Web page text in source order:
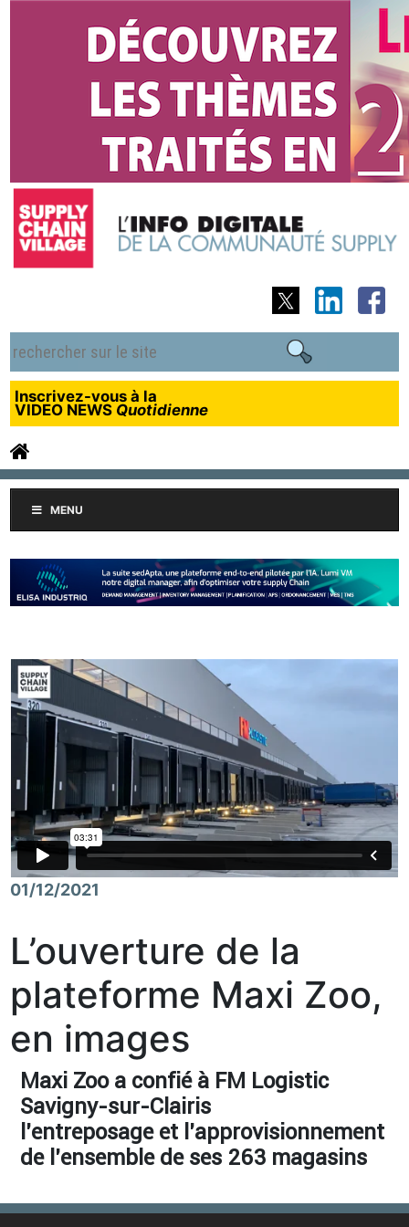
Inscrivez-vous à la
VIDEO NEWS Quotidienne
MENU
01/12/2021
L’ouverture de la
plateforme Maxi Zoo,
en images
Maxi Zoo a confié à FM Logistic
Savigny-sur-Clairis
l’entreposage et l’approvisionnement
de l’ensemble de ses 263 magasins